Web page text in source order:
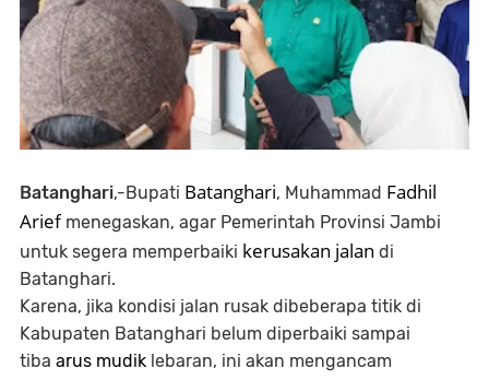
Batanghari,- Bupati Batanghari, Muhammad Fadhil
Arief menegaskan, agar Pemerintah Provinsi Jambi
untuk segera memperbaiki kerusakan jalan di
Batanghari.
Karena, jika kondisi jalan rusak dibeberapa titik di
Kabupaten Batanghari belum diperbaiki sampai
tiba arus mudik lebaran, ini akan mengancam